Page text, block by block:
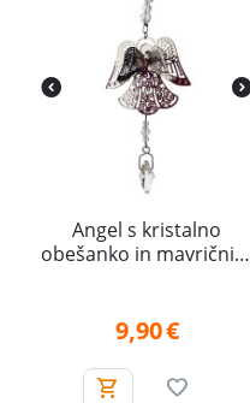
Angel s kristalno
obešanko in mavričnim
9,90€